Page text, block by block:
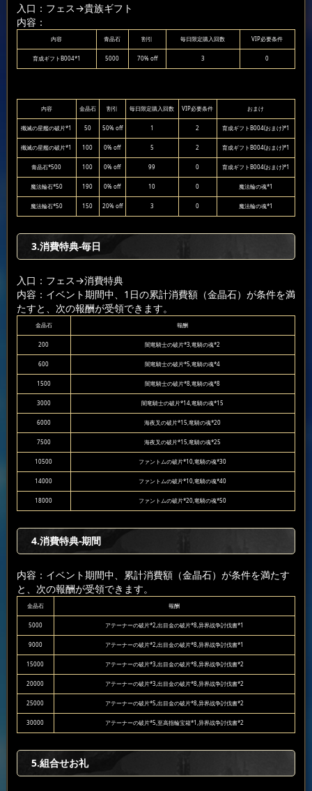
入口：フェス→貴族ギフト
内容：
内容 青晶石 割引 毎日限定購入回数 VIP必要条件
育成ギフトB004*1 5000 70% off 3 0
内容 金晶石 割引 毎日限定購入回数 VIP必要条件 おまけ
殲滅の星艦の破片*1 50 50% off 1 2 育成ギフトB004(おまけ)*1
殲滅の星艦の破片*1 100 0% off 5 2 育成ギフトB004(おまけ)*1
青晶石*500 100 0% off 99 0 育成ギフトB004(おまけ)*1
魔法輪石*50 190 0% off 10 0 魔法輪の魂*1
魔法輪石*50 150 20% off 3 0 魔法輪の魂*1
3.消費特典-毎日
入口：フェス→消費特典
内容：イベント期間中、1日の累計消費額（金晶石）が条件を満
たすと、次の報酬が受領できます。
金晶石 報酬
200 闇竜騎士の破片*3,竜騎の魂*2
600 闇竜騎士の破片*5,竜騎の魂*4
1500 闇竜騎士の破片*8,竜騎の魂*8
3000 闇竜騎士の破片*14,竜騎の魂*15
6000 海夜叉の破片*15,竜騎の魂*20
7500 海夜叉の破片*15,竜騎の魂*25
10500 ファントムの破片*10,竜騎の魂*30
14000 ファントムの破片*10,竜騎の魂*40
18000 ファントムの破片*20,竜騎の魂*50
4.消費特典-期間
内容：イベント期間中、累計消費額（金晶石）が条件を満たす
と、次の報酬が受領できます。
金晶石 報酬
5000 アテーナーの破片*2,出目金の破片*8,异界战争討伐書*1
9000 アテーナーの破片*2,出目金の破片*8,异界战争討伐書*1
15000 アテーナーの破片*3,出目金の破片*8,异界战争討伐書*2
20000 アテーナーの破片*3,出目金の破片*8,异界战争討伐書*2
25000 アテーナーの破片*5,出目金の破片*8,异界战争討伐書*2
30000 アテーナーの破片*5,至高指輪宝箱*1,异界战争討伐書*2
5.組合せお礼